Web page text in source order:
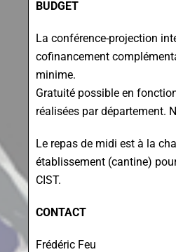
BUDGET
La conférence-projection
cofinancement
minime.
Gratuité possible en
réalisées par département.
Le repas de midi est à la
établissement (cantine)
CIST.
CONTACT
Frédéric Feu